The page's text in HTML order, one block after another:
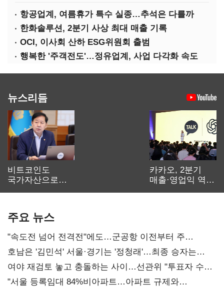
항공업계, 여름휴가 특수 실종…추석은 다를까
한화솔루션, 2분기 사상 최대 매출 기록
OCI, 이사회 산하 ESG위원회 출범
행복한 '주객전도'…정유업계, 사업 다각화 속도
뉴스리듬
비트코인도
국가자산으로…'
카카오, 2분기
매출·영업익 역대
주요 뉴스
"속도전 넘어 전격전"에도…군공항 이전부터 주
52시간까지 '뇌관'
호남은 '김민석' 서울·경기는 '정청래'…최종 승자는
'안갯속'
여야 재검토 놓고 충돌하는 사이…선관위 "투표자 수
오차 당연"
"서울 등록임대 84%비아파트…아파트 규제와